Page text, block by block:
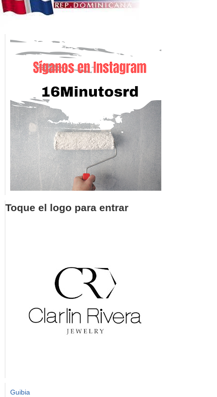
Toque el logo para entrar
Guibia